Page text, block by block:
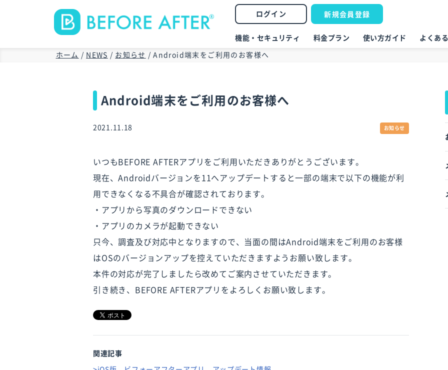
ログイン 新規会員登録
機能・セキュリティ 料金プラン 使い方ガイド よくあ
ホーム / NEWS / お知らせ / Android端末をご利用のお客様へ
Android端末をご利用のお客様へ
2021.11.18 お知らせ
いつもBEFORE AFTERアプリをご利用いただきありがとうございます。
現在、Androidバージョンを11へアップデートすると一部の端末で以下の機能が利
用できなくなる不具合が確認されております。
・アプリから写真のダウンロードできない
・アプリのカメラが起動できない
只今、調査及び対応中となりますので、当面の間はAndroid端末をご利用のお客様
はOSのバージョンアップを控えていただきますようお願い致します。
本件の対応が完了しましたら改めてご案内させていただきます。
引き続き、BEFORE AFTERアプリをよろしくお願い致します。
関連記事